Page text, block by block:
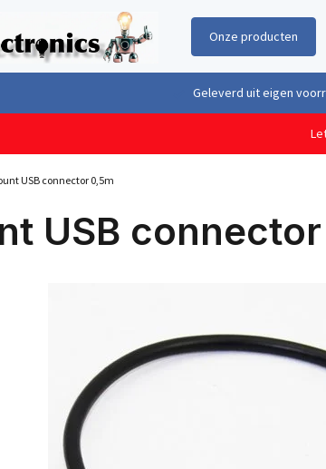
Onze producten
Geleverd uit eigen
USB connector 0,5m
USB